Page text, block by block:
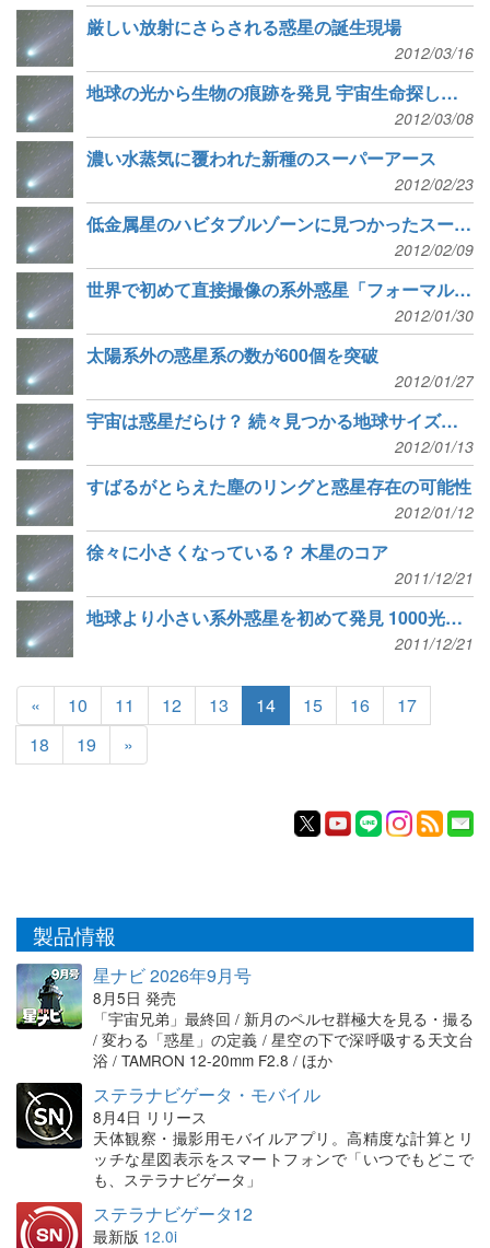
厳しい放射にさらされる惑星の誕生現場
2012/03/16
地球の光から生物の痕跡を発見 宇宙生命探しのカギに
2012/03/08
濃い水蒸気に覆われた新種のスーパーアース
2012/02/23
低金属星のハビタブルゾーンに見つかったスーパーアース
2012/02/09
世界で初めて直接撮像の系外惑星「フォーマルハウトb」は惑星ではなかった？
2012/01/30
太陽系外の惑星系の数が600個を突破
2012/01/27
宇宙は惑星だらけ？ 続々見つかる地球サイズの星
2012/01/13
すばるがとらえた塵のリングと惑星存在の可能性
2012/01/12
徐々に小さくなっている？ 木星のコア
2011/12/21
地球より小さい系外惑星を初めて発見 1000光年かなたのケプラー20
2011/12/21
« 10 11 12 13 14 15 16
17
18
19 »
製品情報
星ナビ 2026年9月号
8月5日 発売
「宇宙兄弟」最終回 / 新月のペルセ群極大を見る・撮る
/ 変わる「惑星」の定義 / 星空の下で深呼吸する天文台
浴 / TAMRON 12-20mm F2.8 / ほか
ステラナビゲータ・モバイル
8月4日 リリース
天体観察・撮影用モバイルアプリ。高精度な計算とリ
ッチな星図表示をスマートフォンで「いつでもどこで
も、ステラナビゲータ」
ステラナビゲータ12
最新版 12.0i